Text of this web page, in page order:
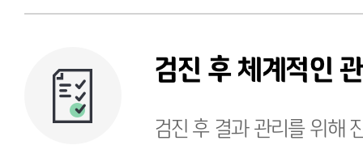
검진 후 체계적인
검진 후 결과 관리를 위해